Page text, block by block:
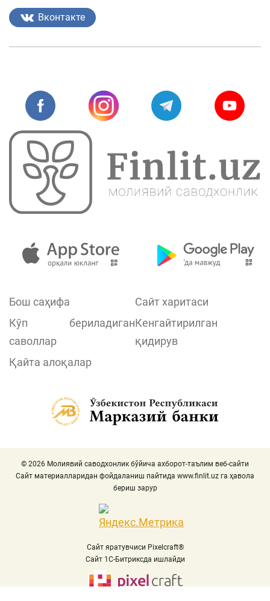
Вконтакте
Бош саҳифа
Сайт харитаси
Кўп бериладиган
саволлар
Кенгайтирилган
қидирув
Қайта алоқалар
© 2026 Молиявий саводхонлик бўйича ахборот-таълим веб-сайти
Сайт материалларидан фойдаланиш пайтида www.finlit.uz га ҳавола
бериш зарур
Сайт яратувчиси Pixelcraft®
Сайт 1C-Битриксда ишлайди